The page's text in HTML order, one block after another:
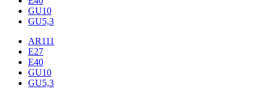
GU10
GU5,3
AR111
E27
E40
GU10
GU5,3